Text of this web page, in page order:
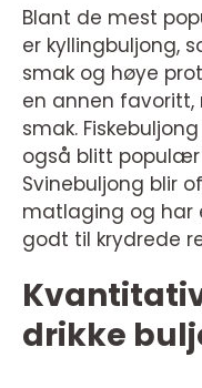
Blant de mest
er kyllingbuljong,
smak og høye
en annen favoritt,
smak.
også blitt populær
Svinebuljong blir
matlaging og har
godt til krydrede
drikke